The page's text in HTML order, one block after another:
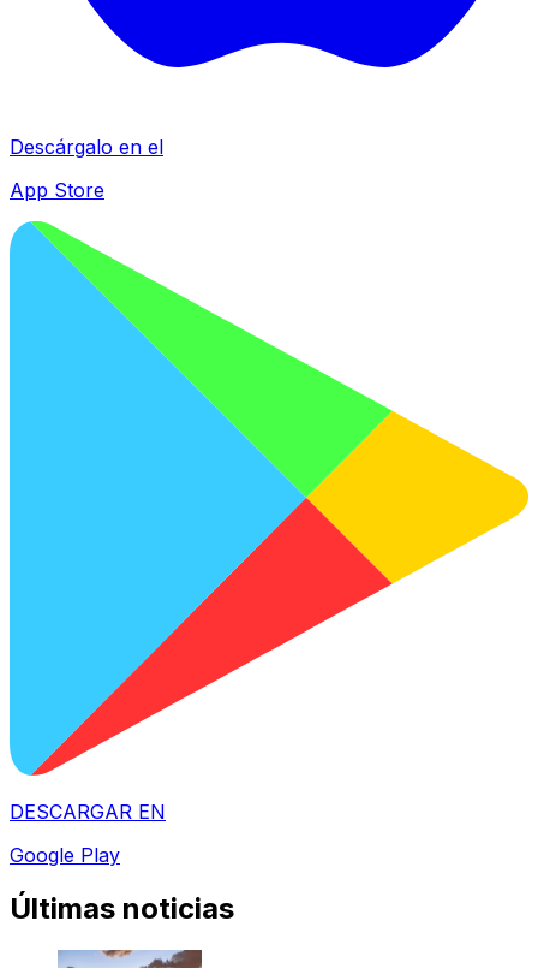
Descárgalo en el
App Store
DESCARGAR EN
Google Play
Últimas noticias